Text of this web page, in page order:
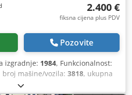
2.400 €
fiksna cijena plus PDV
Pozovite
izgradnje: 1984, Funkcionalnost:
broj mašine/vozila: 3818, ukupna